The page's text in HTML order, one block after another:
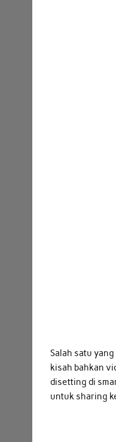
Salah satu
kisah bahkan
disetting di
untuk sharing